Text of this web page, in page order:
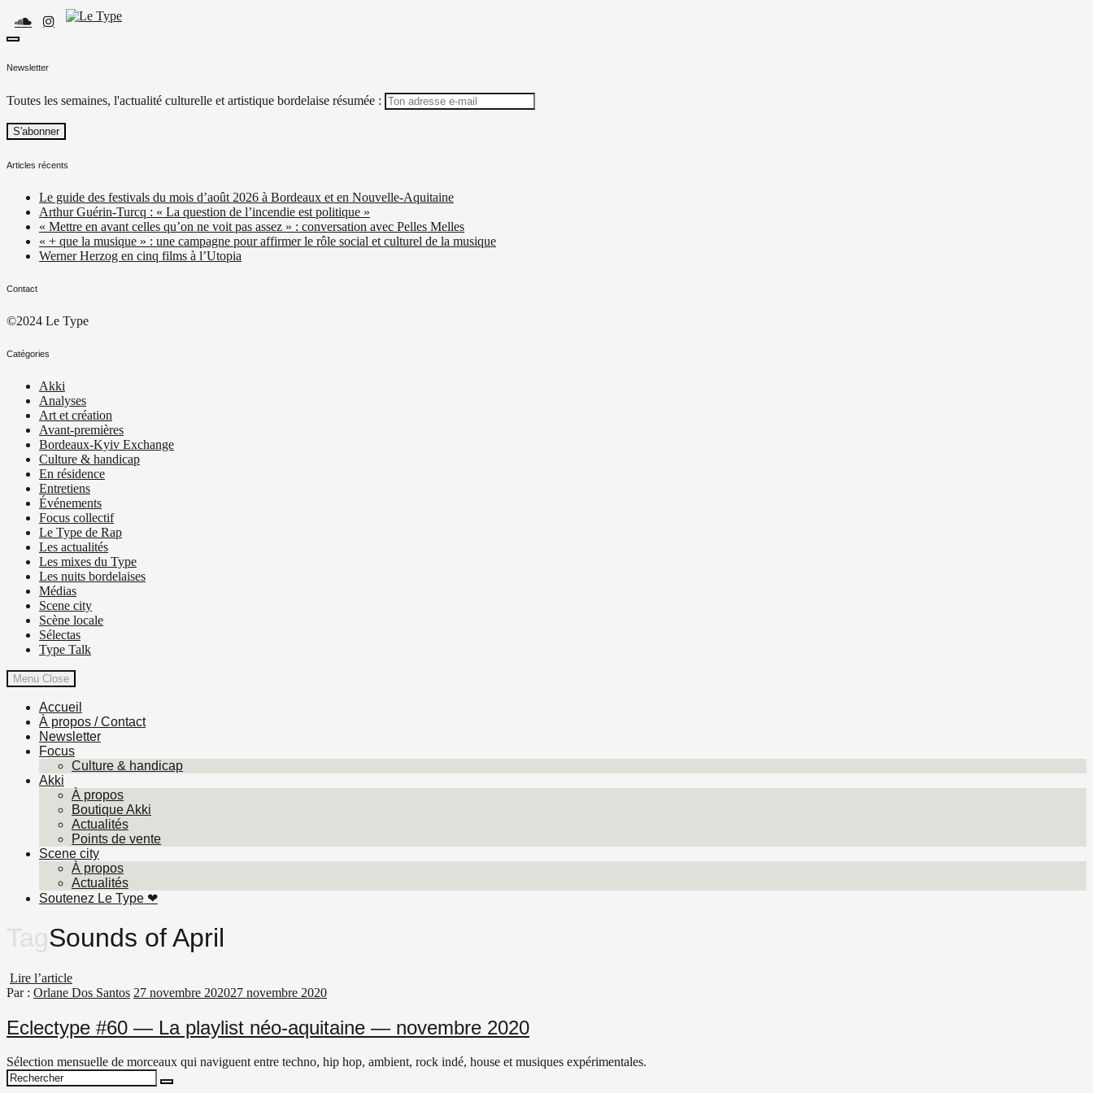
to
content
toggle
sidebar
Newsletter
Toutes les semaines, l'actualité culturelle et artistique bordelaise résumée :
Articles récents
Le guide des festivals du mois d’août 2026 à Bordeaux et en Nouvelle-Aquitaine
Arthur Guérin-Turcq : « La question de l’incendie est politique »
« Mettre en avant celles qu’on ne voit pas assez » : conversation avec Pelles Melles
« + que la musique » : une campagne pour affirmer le rôle social et culturel de la musique
Werner Herzog en cinq films à l’Utopia
Contact
©2024 Le Type
Catégories
Akki
Analyses
Art et création
Avant-premières
Bordeaux-Kyiv Exchange
Culture & handicap
En résidence
Entretiens
Événements
Focus collectif
Le Type de Rap
Les actualités
Les mixes du Type
Les nuits bordelaises
Médias
Scene city
Scène locale
Sélectas
Type Talk
Menu Close
Accueil
À propos / Contact
Newsletter
Focus
Culture & handicap
Akki
À propos
Boutique Akki
Actualités
Points de vente
Scene city
À propos
Actualités
Soutenez Le Type ❤︎
TagSounds of April
Lire l’article
Par : Orlane Dos Santos 27 novembre 202027 novembre 2020
Eclectype #60 — La playlist néo-aquitaine — novembre 2020
Sélection mensuelle de morceaux qui naviguent entre techno, hip hop, ambient, rock indé, house et musiques expérimentales.
Search
Search